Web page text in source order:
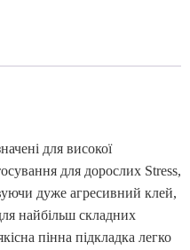
для високої
для дорослих Stress,
дуже агресивний клей,
найбільш складних
пінна підкладка легко